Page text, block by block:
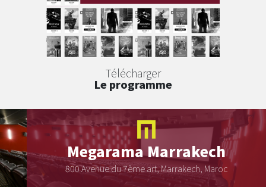
Télécharger
Le programme
MegaramaMarrakech
800 Avenue du 7ème art, Marrakech, Maroc